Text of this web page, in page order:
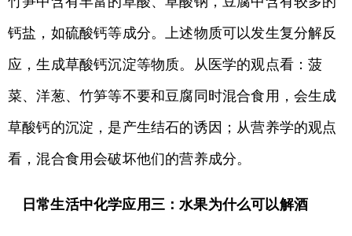
钙盐，如硫酸钙等成分。上述物质可以发生复分解反
应，生成草酸钙沉淀等物质。从医学的观点看：菠
菜、洋葱、竹笋等不要和豆腐同时混合食用，会生成
草酸钙的沉淀，是产生结石的诱因；从营养学的观点
看，混合食用会破坏他们的营养成分。
日常生活中化学应用三：水果为什么可以解酒